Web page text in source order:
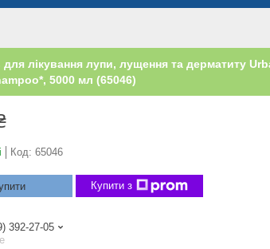
лікування лупи, лущення та дерматиту
5000 мл (65046)
Код: 65046
Купити з
392-27-05